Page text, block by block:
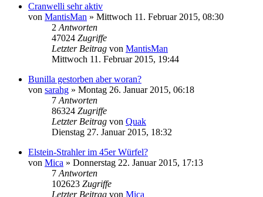
Cranwelli sehr aktiv
von MantisMan » Mittwoch 11. Februar 2015, 08:30
2 Antworten
47024 Zugriffe
Letzter Beitrag von MantisMan
Mittwoch 11. Februar 2015, 19:44
Bunilla gestorben aber woran?
von sarahg » Montag 26. Januar 2015, 06:18
7 Antworten
86324 Zugriffe
Letzter Beitrag von Quak
Dienstag 27. Januar 2015, 18:32
Elstein-Strahler im 45er Würfel?
von Mica » Donnerstag 22. Januar 2015, 17:13
7 Antworten
102623 Zugriffe
Letzter Beitrag von Mica